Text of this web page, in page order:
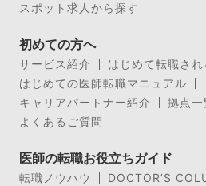
スポット求人から探す
初めての方へ
サービス紹介
はじめて転職さ
はじめての医師転職マニュアル
キャリアパートナー紹介
拠点一
よくあるご質問
医師の転職お役立ちガイド
転職ノウハウ
DOCTOR’S